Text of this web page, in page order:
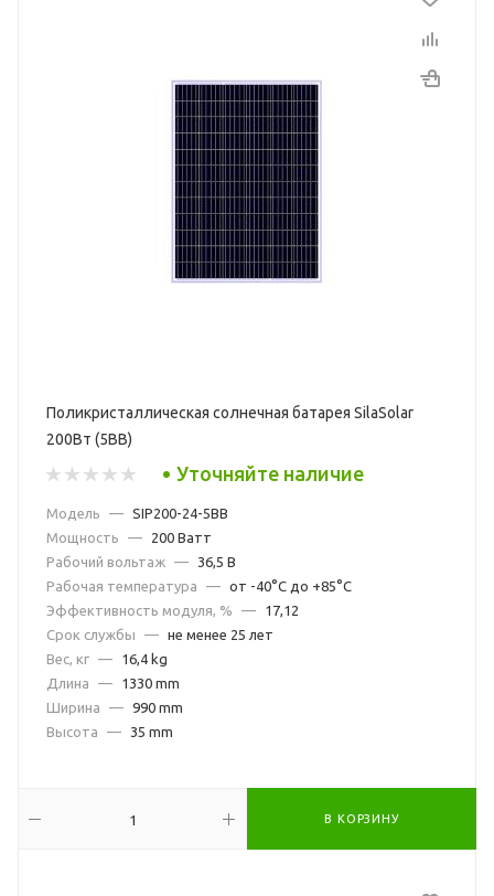
Поликристаллическая солнечная батарея SilaSolar
200Вт (5BB)
Уточняйте наличие
Модель — SIP200-24-5BB
Мощность
—
200 Ватт
Рабочий вольтаж —
36,5 В
Рабочая температура
— от -40°С до +85°С
Эффективность модуля, %
—
17,12
Срок службы
— не менее 25 лет
Вес, кг —
16,4 kg
Длина
—
1330 mm
Ширина
— 990 mm
Высота
— 35 mm
В КОРЗИНУ